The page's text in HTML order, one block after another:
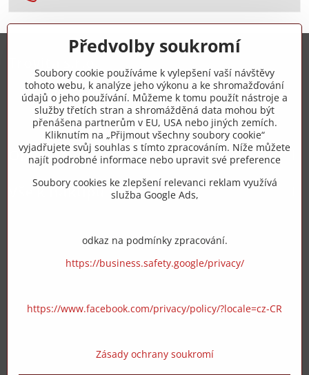
+420 775 973 319
info​@zipzop​.cz
Objednávky
Vše k nákupu
Předvolby soukromí
Soubory cookie používáme k vylepšení vaší návštěvy
tohoto webu, k analýze jeho výkonu a ke shromažďování
údajů o jeho používání. Můžeme k tomu použít nástroje a
služby třetích stran a shromážděná data mohou být
přenášena partnerům v EU, USA nebo jiných zemích.
Kliknutím na „Přijmout všechny soubory cookie“
vyjadřujete svůj souhlas s tímto zpracováním. Níže můžete
najít podrobné informace nebo upravit své preference
Soubory cookies ke zlepšení relevanci reklam využívá
služba Google Ads,
odkaz na podmínky zpracování.
https://business.safety.google/privacy/
https://www.facebook.com/privacy/policy/?locale=cz-CR
Zásady ochrany soukromí